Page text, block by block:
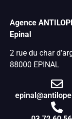
Agence
Epinal
2 rue du char
88000 EPINAL